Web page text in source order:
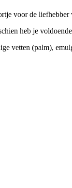
voor de liefhebber
heb je
vetten (palm),